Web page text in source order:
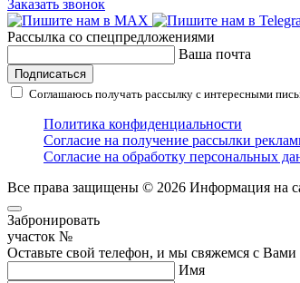
Заказать звонок
Рассылка со спецпредложениями
Ваша почта
Подписаться
Соглашаюсь получать рассылку с интересными
Политика конфиденциальности
Согласие на получение рассылки
Согласие на обработку персональных
Все права защищены © 2026 Информация на
Забронировать
участок №
Оставьте свой телефон, и мы свяжемся с Вами
Имя